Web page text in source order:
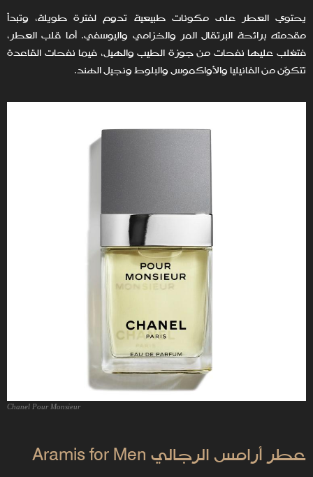
يحتوي العطر على مكونات طبيعية تدوم لفترة طويلة، وتبدأ
مقدمته برائحة البرتقال المر والخزامي واليوسفي. أما قلب العطر،
فتغلب عليها نفحات من جوزة الطيب والهيل، فيما نفحات القاعدة
تتكوّن من الفانيليا والأواكموس والبلوط ونجيل الهند.
Chanel Pour Monsieur
‏عطر أرامس الرجالي Aramis for Men